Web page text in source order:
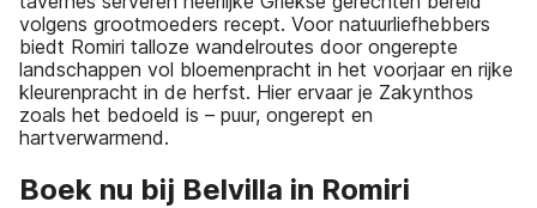
volgens grootmoeders recept. Voor natuurliefhebbers
biedt Romiri talloze wandelroutes door ongerepte
landschappen vol bloemenpracht in het voorjaar en rijke
kleurenpracht in de herfst. Hier ervaar je Zakynthos
zoals het bedoeld is – puur, ongerept en
hartverwarmend.
Boek nu bij Belvilla in Romiri